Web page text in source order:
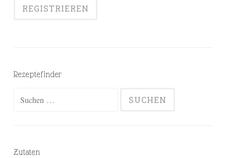
Rezeptefinder
Zutaten